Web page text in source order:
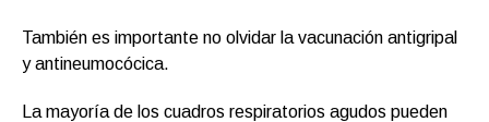
También es importante no olvidar la vacunación antigripal
y antineumocócica.
La mayoría de los cuadros respiratorios agudos pueden